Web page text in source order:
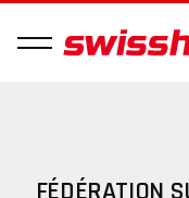
FÉDÉRATION